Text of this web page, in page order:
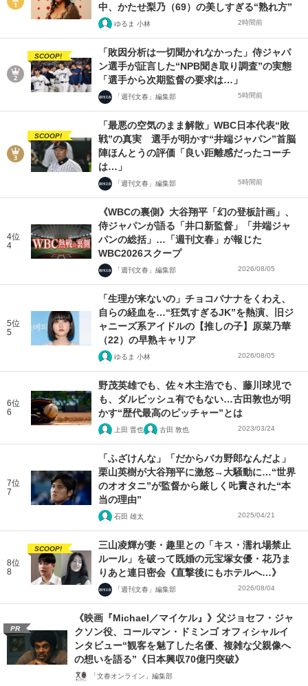
中、かたせ梨乃（69）の美しすぎる“熟れ方”
ゆるま 小林 2時間前
SCOOP!
「敗因分析は一切聞かれなかった」侍ジャパ
ン選手が証言した“NPB聞き取り調査”の実態
「選手から次期監督の要求は…」
「週刊文春」編集部 5時間前
SCOOP!
「最悪の空気のまま解散」WBC日本代表“敗
戦”の真実 選手が明かす“井端ジャパン”首脳
陣ほんとうの評価「良い距離感だったコーチ
は…」
「週刊文春」編集部 5時間前
4位
4
《WBCの裏側》大谷翔平「幻の登板計画」、
侍ジャパンが語る「井口新監督」「井端ジャ
パンの総括」…「週刊文春」が報じた
WBC2026スクープ
「週刊文春」編集部 2026/08/05
5位
5
「生理が来ないの」チョコバナナをくわえ、
自らの経血を…“狂気すぎるJK”を熱演、旧ジ
ャニーズ系アイドルの【推しの子】原菜乃華
（22）の早熟キャリア
ゆるま 小林 2026/08/05
6位
6
野茂英雄でも、佐々木主浩でも、藤川球児で
も、ダルビッシュ有でもない…古田敦也が明
かす“歴代最高のピッチャー”とは
上田 晋也 古田 敦也 2023/03/24
7位
7
「ふざけんな」「だからバカ野郎なんだよ」
栗山英樹が大谷翔平に激怒→大騒動に…“世界
のオオタニ”が監督から厳しく𠮟責された“本
当の理由”
石田 雄太 2025/04/21
8位
8
SCOOP!
三山凌輝が妻・趣里との「キス・濡れ場禁止
ルール」を破って既婚の元宝塚女優・花乃ま
りあと連日密会《直撃後にもホテルへ…》
「週刊文春」編集部 2026/08/04
PR
《映画『Michael／マイケル』》父ジョセフ・ジャ
クソン役、コールマン・ドミンゴ オフィシャルイ
ンタビュー“観客を魅了した名優、複雑な父親像へ
の想いを語る”《日本興収70億円突破》
「文春オンライン」編集部